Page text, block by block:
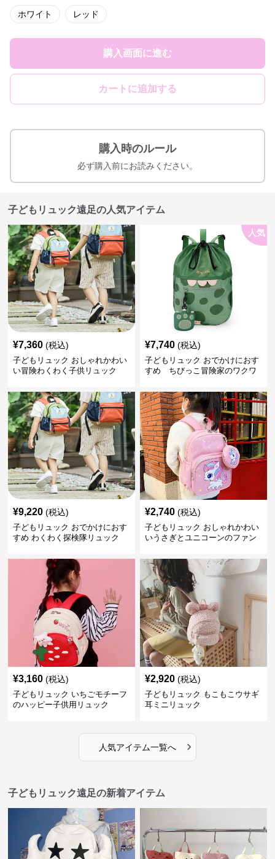
ホワイト レッド
購入画面に進む
カートに追加する
購入時のルール
必ず購入前にお読みください。
子どもリュック遠足の人気アイテム
¥7,360 (税込)
子どもリュック おしゃれかわい
い冒険わくわく子供リュック
人気
¥7,740 (税込)
子どもリュック おでかけにおす
すめ ちびっこ冒険家のワクワ
¥9,220 (税込)
子どもリュック おでかけにおす
すめ わくわく探検隊リュック
¥2,740 (税込)
子どもリュック おしゃれかわい
いうさぎとユニコーンのファン
¥3,160 (税込)
子どもリュック いちごモチーフ
のハッピー子供用リュック
¥2,920 (税込)
子どもリュック もこもこウサギ
耳ミニリュック
人気アイテム一覧へ ›
子どもリュック遠足の新着アイテム